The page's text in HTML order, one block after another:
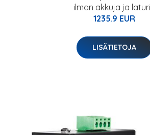
ilman akkuja ja
1235.9 EUR
LISÄTIETOJA